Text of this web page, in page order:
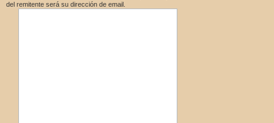
del remitente será su dirección de email.